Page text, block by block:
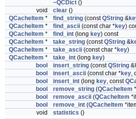
~QCDict ()
void
clear ()
QCacheItem * find_string (constQString &
QCacheItem * find_ascii (const char *key)
QCacheItem * find_int (long key) const
QCacheItem * take_string (constQString &
QCacheItem * take_ascii (const char *key)
QCacheItem * take_int (long key)
bool
insert_string (constQString &
bool
insert_ascii (const char *key,
bool
insert_int (long key, const
bool
remove_string (QCacheItem
bool
remove_ascii (QCacheItem
bool
remove_int (QCacheItem
void
statistics ()